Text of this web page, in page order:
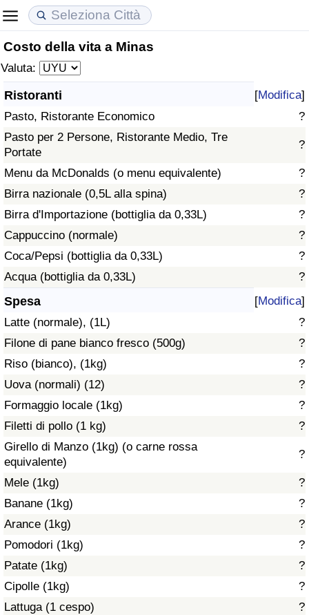
Costo della vita a Minas
Valuta:
Ristoranti [Modifica]
Pasto, Ristorante Economico
?
Pasto per 2 Persone, Ristorante Medio, Tre
Portate
?
Menu da McDonalds (o menu equivalente)
?
Birra nazionale (0,5L alla spina)
?
Birra d'Importazione (bottiglia da 0,33L)
?
Cappuccino (normale)
?
Coca/Pepsi (bottiglia da 0,33L)
?
Acqua (bottiglia da 0,33L)
?
Spesa [Modifica]
Latte (normale), (1L)
?
Filone di pane bianco fresco (500g)
?
Riso (bianco), (1kg)
?
Uova (normali) (12)
?
Formaggio locale (1kg)
?
Filetti di pollo (1 kg)
?
Girello di Manzo (1kg) (o carne rossa
equivalente)
?
Mele (1kg)
?
Banane (1kg)
?
Arance (1kg)
?
Pomodori (1kg)
?
Patate (1kg)
?
Cipolle (1kg)
?
Lattuga (1 cespo)
?
Costo della vita
Indice Del Costo Della Vita (corrente)
Indice Del Costo Della Vita
Indice del Costo della Vita per Nazione
ad Aqaba
Prezzi degli immobili
Indice del Prezzo delle Case (Corrente)
Indice del Prezzo delle Case
Indice del Prezzo delle Case per Nazione
Qualità della Vita
Indice della Qualità della Vita
Indice della Qualità della Vita (Corrente)
Indice della qualità della vita per Paese
Criminalità
Indice del Tasso di Criminalità (Corrente)
Indice della Criminalità
Indice di criminalità per paese
Indice dell’Assistenza Sanitaria (Corrente)
Indice dell’Assistenza Sanitaria
Indice dell’Assistenza Sanitaria per
Nazione
Inquinamento
Indice dell’Inquinamento (Corrente)
Indice di inquinamento
Indice dell’Inquinamento per Nazione